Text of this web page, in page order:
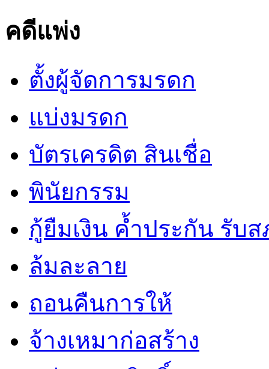
คดีแพ่ง
ตั้งผู้จัดการมรดก
แบ่งมรดก
บัตรเครดิต สินเชื่อ
พินัยกรรม
กู้ยืมเงิน ค้ำประกัน รับ
ล้มละลาย
ถอนคืนการให้
จ้างเหมาก่อสร้าง